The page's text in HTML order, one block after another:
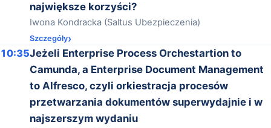
największe korzyści?
Iwona Kondracka (Saltus Ubezpieczenia)
Szczegóły
10:35Jeżeli Enterprise Process Orchestartion to
Camunda, a Enterprise Document Management
to Alfresco, czyli orkiestracja procesów
przetwarzania dokumentów superwydajnie i w
najszerszym wydaniu